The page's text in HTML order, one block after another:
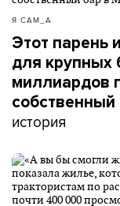
Я САМ_А
Этот парень
для крупных
миллиардов
история